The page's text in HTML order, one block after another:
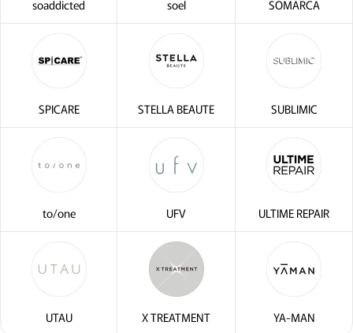
soaddicted soel SOMARCA
SPICARE STELLA BEAUTE SUBLIMIC
to/one UFV ULTIME REPAIR
UTAU X TREATMENT YA-MAN